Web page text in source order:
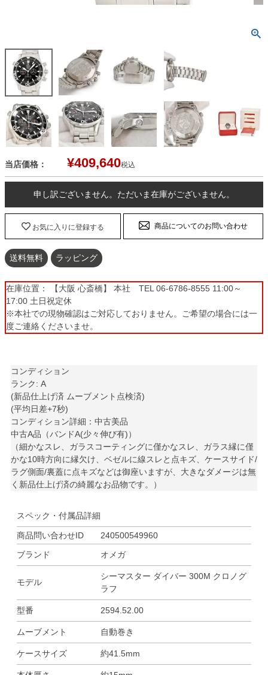
当店価格： ¥409,640税込
申し訳ございません。ただいま在庫がございません。
お気に入りに登録する 商品についてのお問い合わせ
送料無料 ラッピング
在庫位置： 【大阪 心斎橋】 本社 TEL 06-6786-8555 11:00～
17:00 土日祝定休
※本社での現物確認はご対応しておりません。ご希望の場合には一
度ご連絡くださいませ。
コンディション
ランク: A
(新品仕上げ済 ムーブメント点検済)
(平均日差+7秒)
コンディション詳細：中古美品
中古A品（バンドA(少々伸び有)）
（細かなスレ、ガラスコーティングに僅かなスレ、ガラス縁に僅
かな10時方向に縁欠け、ベゼルに線スレと点キズ、ケースサイド/
ラグ側面/裏蓋に点キズなどは御座いますが、大きなダメージは無
く新品仕上げ済の綺麗なお品物です。）
スペック・付属品詳細
商品問い合わせID
240500549960
ブランド
オメガ
モデル
シーマスター ダイバー 300M クロノグ
ラフ
型番 2594.52.00
ムーブメント 自動巻き
ケースサイズ 約41.5mm